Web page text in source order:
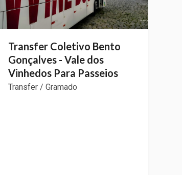
Transfer Coletivo Bento
Gonçalves - Vale dos
Vinhedos Para Passeios
Transfer / Gramado